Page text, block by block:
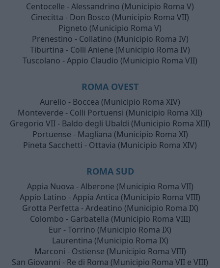
Centocelle - Alessandrino (Municipio Roma V)
Cinecitta - Don Bosco (Municipio Roma VII)
Pigneto (Municipio Roma V)
Prenestino - Collatino (Municipio Roma IV)
Tiburtina - Colli Aniene (Municipio Roma IV)
Tuscolano - Appio Claudio (Municipio Roma VII)
ROMA OVEST
Aurelio - Boccea (Municipio Roma XIV)
Monteverde - Colli Portuensi (Municipio Roma XII)
Gregorio VII - Baldo degli Ubaldi (Municipio Roma XIII)
Portuense - Magliana (Municipio Roma XI)
Pineta Sacchetti - Ottavia (Municipio Roma XIV)
ROMA SUD
Appia Nuova - Alberone (Municipio Roma VII)
Appio Latino - Appia Antica (Municipio Roma VIII)
Grotta Perfetta - Ardeatino (Municipio Roma IX)
Colombo - Garbatella (Municipio Roma VIII)
Eur - Torrino (Municipio Roma IX)
Laurentina (Municipio Roma IX)
Marconi - Ostiense (Municipio Roma VIII)
San Giovanni - Re di Roma (Municipio Roma VII e VIII)